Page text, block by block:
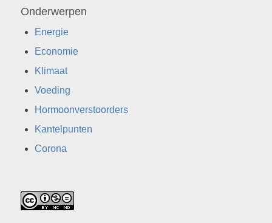
Onderwerpen
Energie
Economie
Klimaat
Voeding
Hormoonverstoorders
Kantelpunten
Corona